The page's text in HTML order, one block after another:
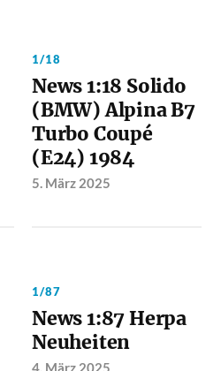
1/18
News 1:18 Solido
(BMW) Alpina B7
Turbo Coupé
(E24) 1984
5. März 2025
1/87
News 1:87 Herpa
Neuheiten
4. März 2025